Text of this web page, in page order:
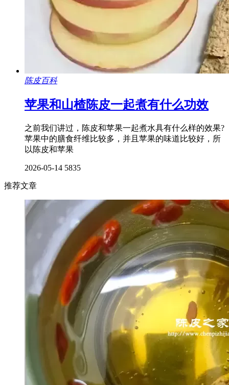
陈皮百科
苹果和山楂陈皮一起煮有什么功效
之前我们讲过，陈皮和苹果一起煮水具有什么样的效果?
苹果中的膳食纤维比较多，并且苹果的味道比较好，所
以陈皮和苹果
2026-05-14 5835
推荐文章